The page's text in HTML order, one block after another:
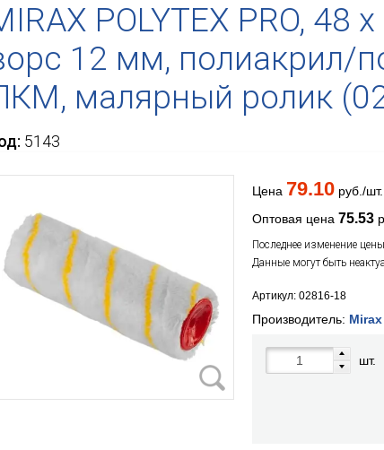
POLYTEX PRO,
12 мм, полиакрил/
малярный ролик
5143
Цена 79.10руб./шт.
Оптовая цена 75.53
Последнее изменение
Данные могут быть
Артикул: 02816-18
Производитель: Mirax
шт.